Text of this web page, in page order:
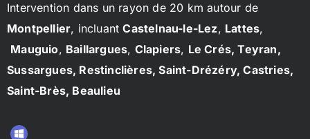
Intervention dans un rayon de 20 km autour de
Montpellier, incluantCastelnau-le-Lez, Lattes,
Mauguio, Baillargues, Clapiers, Le Crés, Teyran,
Sussargues, Restinclières, Saint-Drézéry, Castries,
Saint-Brès, Beaulieu